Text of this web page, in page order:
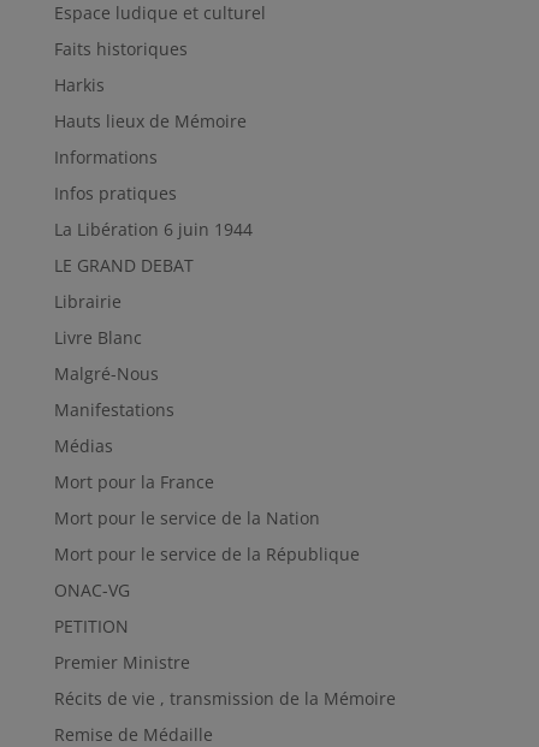
Espace ludique et culturel
Faits historiques
Harkis
Hauts lieux de Mémoire
Informations
Infos pratiques
La Libération 6 juin 1944
LE GRAND DEBAT
Librairie
Livre Blanc
Malgré-Nous
Manifestations
Médias
Mort pour la France
Mort pour le service de la Nation
Mort pour le service de la République
ONAC-VG
PETITION
Premier Ministre
Récits de vie , transmission de la Mémoire
Remise de Médaille